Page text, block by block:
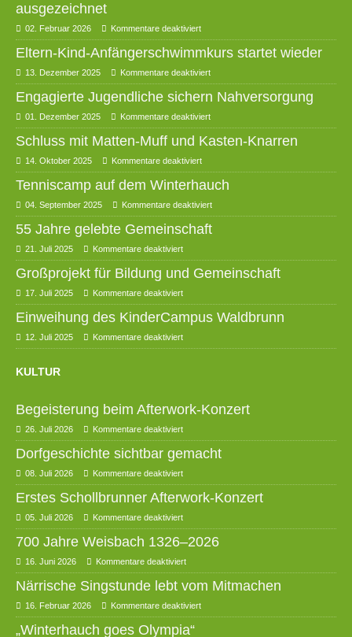
ausgezeichnet
02. Februar 2026 Kommentare deaktiviert
Eltern-Kind-Anfängerschwimmkurs startet wieder
13. Dezember 2025 Kommentare deaktiviert
Engagierte Jugendliche sichern Nahversorgung
01. Dezember 2025 Kommentare deaktiviert
Schluss mit Matten-Muff und Kasten-Knarren
14. Oktober 2025 Kommentare deaktiviert
Tenniscamp auf dem Winterhauch
04. September 2025 Kommentare deaktiviert
55 Jahre gelebte Gemeinschaft
21. Juli 2025 Kommentare deaktiviert
Großprojekt für Bildung und Gemeinschaft
17. Juli 2025 Kommentare deaktiviert
Einweihung des KinderCampus Waldbrunn
12. Juli 2025 Kommentare deaktiviert
KULTUR
Begeisterung beim Afterwork-Konzert
26. Juli 2026 Kommentare deaktiviert
Dorfgeschichte sichtbar gemacht
08. Juli 2026 Kommentare deaktiviert
Erstes Schollbrunner Afterwork-Konzert
05. Juli 2026 Kommentare deaktiviert
700 Jahre Weisbach 1326–2026
16. Juni 2026 Kommentare deaktiviert
Närrische Singstunde lebt vom Mitmachen
16. Februar 2026 Kommentare deaktiviert
„Winterhauch goes Olympia“